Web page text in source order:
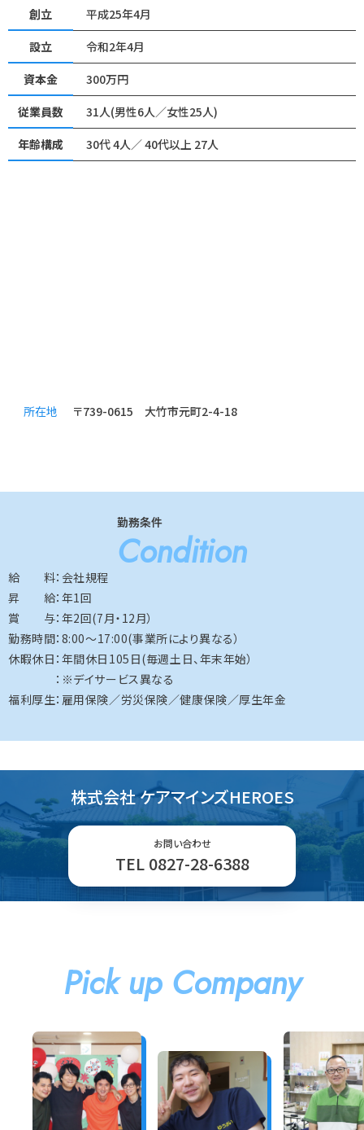
創立
平成25年4月
設立
令和2年4月
資本金
300万円
従業員数
31人(男性6人／女性25人)
年齢構成
30代 4人／ 40代以上 27人
所在地 〒739-0615 大竹市元町2-4-18
勤務条件
Condition
給 料：会社規程
昇 給：年1回
賞 与：年2回(7月・12月）
勤務時間：8:00～17:00(事業所により異なる）
休暇休日：年間休日105日(毎週土日、年末年始）
：※デイサービス異なる
福利厚生：雇用保険／労災保険／健康保険／厚生年金
株式会社 ケアマインズHEROES
お問い合わせ
TEL 0827-28-6388
Pick up Company